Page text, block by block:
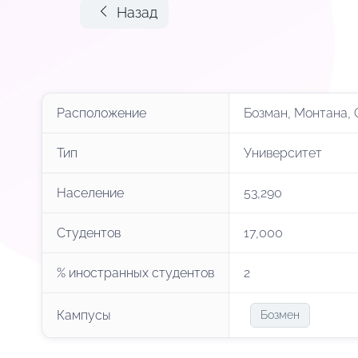
Назад
Расположение Бозман,
Тип Университет
Население 53,290
Студентов 17,000
% иностранных студентов 2
Кампусы Бозмен